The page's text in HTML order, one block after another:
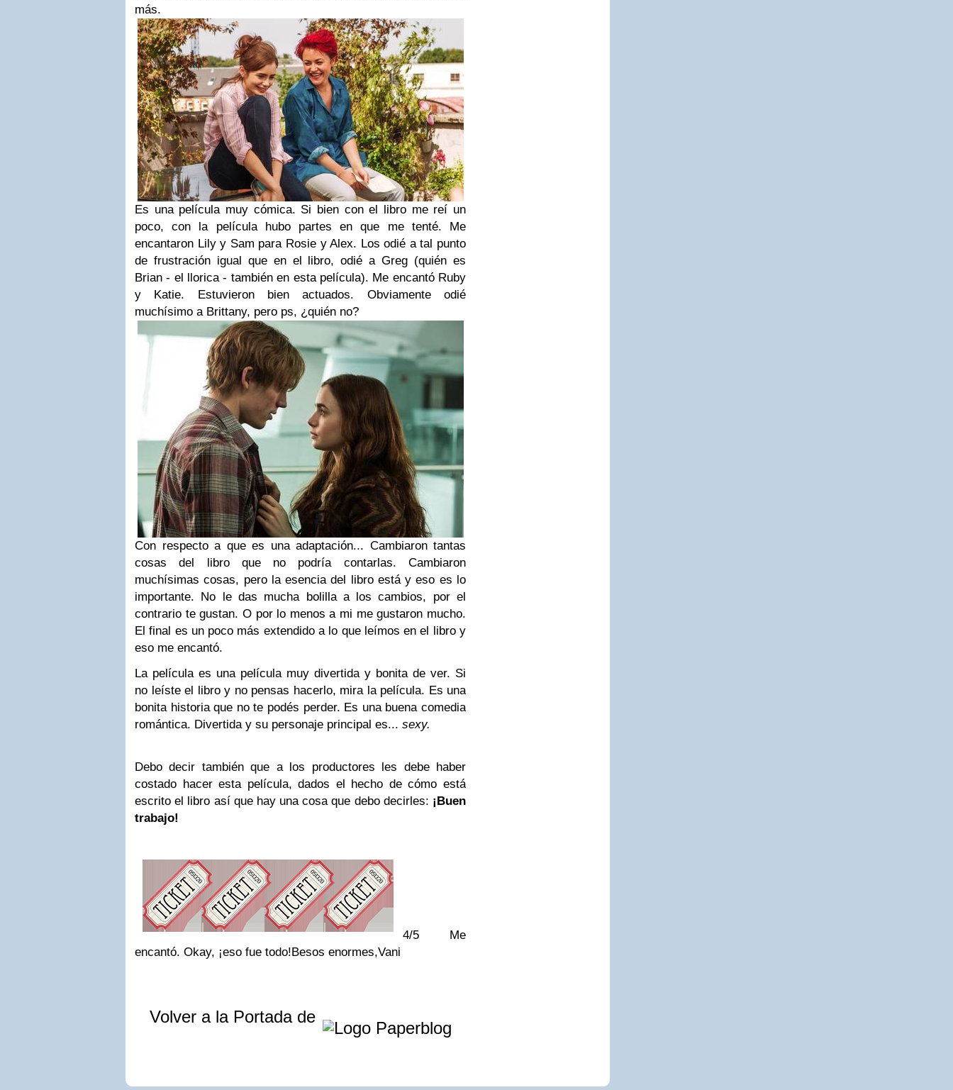
más.
Es una película muy cómica. Si bien con el libro me reí un
poco, con la película hubo partes en que me tenté. Me
encantaron Lily y Sam para Rosie y Alex. Los odié a tal punto
de frustración igual que en el libro, odié a Greg (quién es
Brian - el llorica - también en esta película). Me encantó Ruby
y Katie. Estuvieron bien actuados. Obviamente odié
muchísimo a Brittany, pero ps, ¿quién no?
Con respecto a que es una adaptación... Cambiaron tantas
cosas del libro que no podría contarlas. Cambiaron
muchísimascosas, pero la esencia del libro está y eso es lo
importante. No le das mucha bolilla a los cambios, por el
contrario te gustan. O por lo menos a mi me gustaron mucho.
El final es un poco más extendido a lo que leímos en el libro y
eso me encantó.
La película es una película muy divertida y bonita de ver. Si
no leíste el libro y no pensas hacerlo, mira la película. Es una
bonita historia que no te podés perder. Es una buena comedia
romántica. Divertida y su personaje principal es... sexy.
Debo decir también que a los productores les debe haber
costado hacer esta película, dados el hecho de cómo está
escrito el libro así que hay una cosa que debo decirles: ¡Buen
trabajo!
4/5 Me
encantó. Okay, ¡eso fue todo!Besos enormes,Vani
Volver a la Portada de